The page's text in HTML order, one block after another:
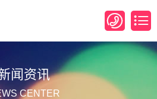
闻资讯
CENTER